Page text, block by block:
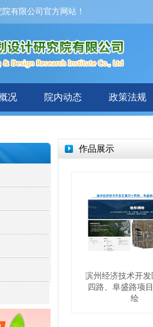
有限公司官方网站！
况 院内动态 政策法规
作品展示
作品展示
滨州经济技术开
四路、阜盛路项
绘